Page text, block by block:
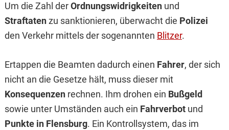
Um die Zahl derOrdnungswidrigkeitenund
Straftatenzu sanktionieren, überwacht die Polizei
den Verkehr mittels der sogenannten Blitzer.
Ertappen die Beamten dadurch einen Fahrer, der sich
nicht an die Gesetze hält, muss dieser mit
Konsequenzenrechnen. Ihm drohen ein Bußgeld
sowie unter Umständen auch ein Fahrverbotund
Punkte in Flensburg. Ein Kontrollsystem, das im